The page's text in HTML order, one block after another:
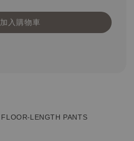
加入購物車
FLOOR-LENGTH PANTS